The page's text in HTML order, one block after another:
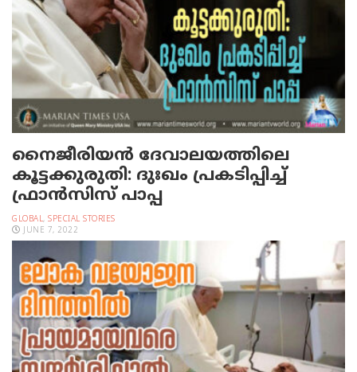
നൈജീരിയന്‍ ദേവാലയത്തിലെ
കൂട്ടക്കുരുതി: ദുഃഖം പ്രകടിപ്പിച്ച്
ഫ്രാന്‍സിസ് പാപ്പ
GLOBAL, SPECIAL STORIES
JUNE 7, 2022